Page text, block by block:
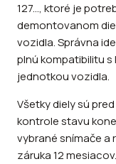
127..., ktoré je
demontovanom
vozidla. Správna
plnú kompatibilitu
jednotkou vozidla.
Všetky diely sú
kontrole stavu
vybrané snímače a
záruka 12